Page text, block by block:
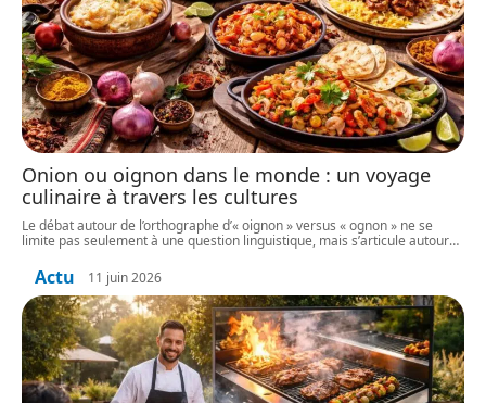
Onion ou oignon dans le monde : un voyage
culinaire à travers les cultures
Le débat autour de l’orthographe d’« oignon » versus « ognon » ne se
limite pas seulement à une question linguistique, mais s’articule autour…
Actu 11 juin 2026